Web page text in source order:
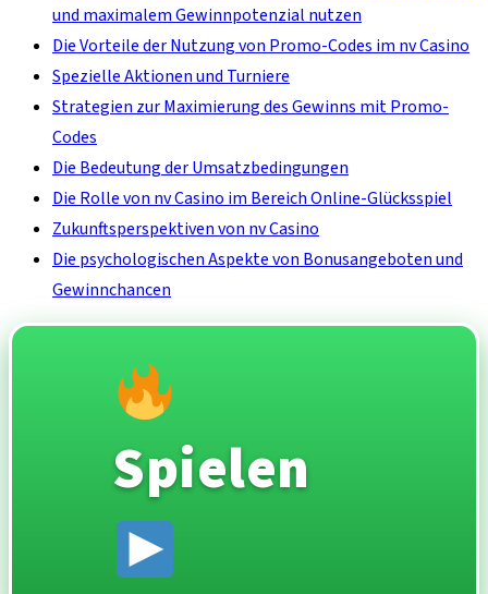
und maximalem Gewinnpotenzial nutzen
Die Vorteile der Nutzung von Promo-Codes im nv Casino
Spezielle Aktionen und Turniere
Strategien zur Maximierung des Gewinns mit Promo-
Codes
Die Bedeutung der Umsatzbedingungen
Die Rolle von nv Casino im Bereich Online-Glücksspiel
Zukunftsperspektiven von nv Casino
Die psychologischen Aspekte von Bonusangeboten und
Gewinnchancen
Spielen